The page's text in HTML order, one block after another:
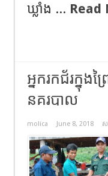
ឃ្លាំង ... Read
អ្នករកជ័រក្នុ
នគរបាល
molica June 8, 2018 ស